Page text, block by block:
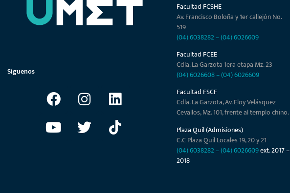
Síguenos
Facultad FCSHE
Av. Francisco Boloña y 1er callejón No.
519
(04) 6038282–(04) 6026609
Facultad FCEE
Cdla. La Garzota 1era etapa Mz. 23
(04) 6026608–(04) 6026609
Facultad FSCF
Cdla. La Garzota, Av. Eloy Velásquez
Cevallos, Mz. 101, frente al templo chino.
Plaza Quil (Admisiones)
C.C Plaza Quil Locales 19, 20 y 21
(04) 6038282–(04) 6026609ext. 2017 –
2018